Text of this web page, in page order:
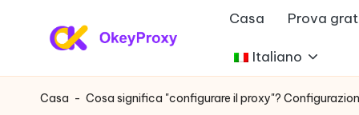
P
potenti
Casa Prova
Italiano
Casa - Cosa significa "configurare il proxy"?